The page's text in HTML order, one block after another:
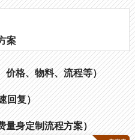
案
价格、物料、流程等）
回复）
量身定制流程方案）